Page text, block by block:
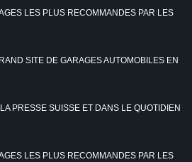
LES PLUS RECOMMANDES PAR LES
SITE DE GARAGES AUTOMOBILES EN
PRESSE SUISSE ET DANS LE QUOTIDIEN
LES PLUS RECOMMANDES PAR LES